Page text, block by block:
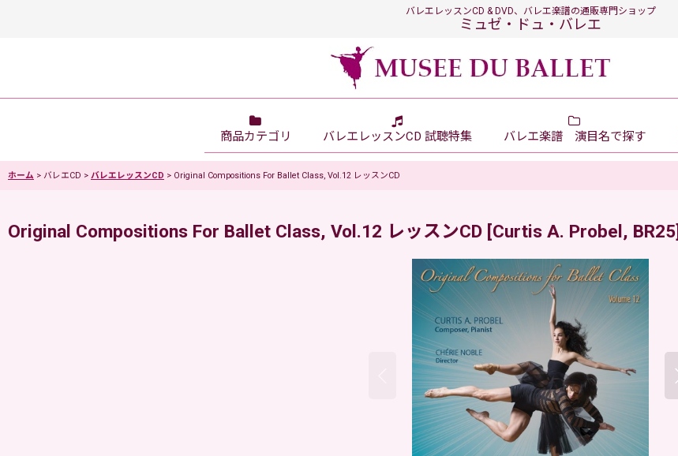
バレエレッスンCD & DVD、バレエ楽譜の通販専門ショップ
ミュゼ・ドュ・バレエ
商品カテゴリ バレエレッスンCD 試聴特集 バレエ楽譜 演目名で探す
ホーム > バレエCD > バレエレッスンCD > Original Compositions For Ballet Class, Vol.12 レッスンCD
Original Compositions For Ballet Class, Vol.12 レッスンCD [Curtis A. Probel, BR25]